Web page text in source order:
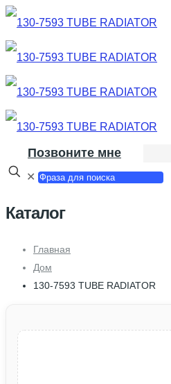
Позвоните мне
✕
Каталог
Главная
Дом
130-7593 TUBE RADIATOR